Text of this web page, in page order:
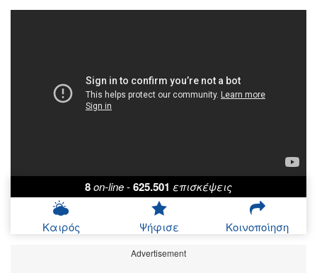
8on-line-625.501 επισκέψεις
Καιρός Ψήφισε Κοινοποίηση
Advertisement